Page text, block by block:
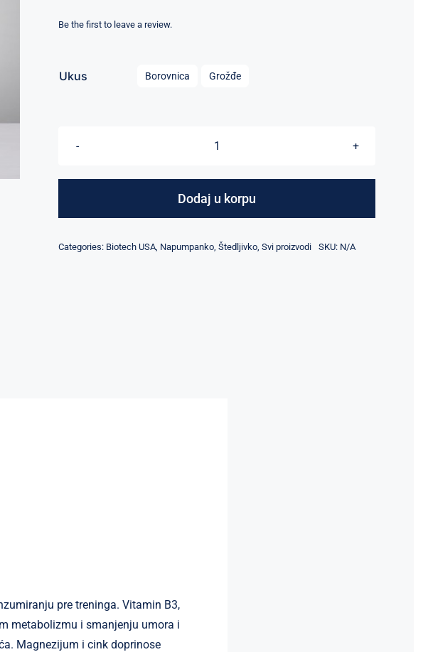
Be the first to leave a review.
Ukus Borovnica Grožđe
količina
Dodaj u korpu
Categories: Biotech USA, Napumpanko, Štedljivko, Svi proizvodi SKU: N/A
pre treninga. Vitamin B3,
metabolizmu i smanjenju umora i
Magnezijum i cink doprinose